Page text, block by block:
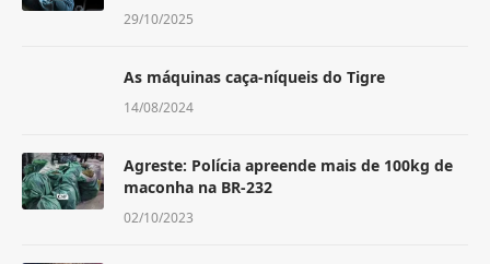
29/10/2025
As máquinas caça-níqueis do Tigre
14/08/2024
Agreste: Polícia apreende mais de 100kg de
maconha na BR-232
02/10/2023